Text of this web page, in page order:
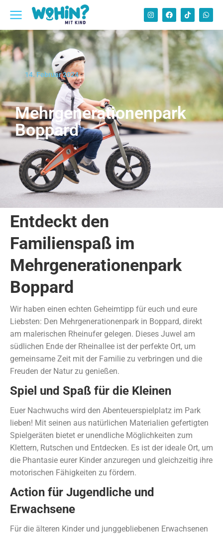
14. Februar 2024
Mehrgenerationenpark
Boppard
Entdeckt den
Familienspaß im
Mehrgenerationenpark
Boppard
Wir haben einen echten Geheimtipp für euch und eure
Liebsten: Den Mehrgenerationenpark in Boppard, direkt
am malerischen Rheinufer gelegen. Dieses Juwel am
südlichen Ende der Rheinallee ist der perfekte Ort, um
gemeinsame Zeit mit der Familie zu verbringen und die
Freuden der Natur zu genießen.
Spiel und Spaß für die Kleinen
Euer Nachwuchs wird den Abenteuerspielplatz im Park
lieben! Mit seinen aus natürlichen Materialien gefertigten
Spielgeräten bietet er unendliche Möglichkeiten zum
Klettern, Rutschen und Entdecken. Es ist der ideale Ort, um
die Phantasie eurer Kinder anzuregen und gleichzeitig ihre
motorischen Fähigkeiten zu fördern.
Action für Jugendliche und
Erwachsene
Für die älteren Kinder und junggebliebenen Erwachsenen